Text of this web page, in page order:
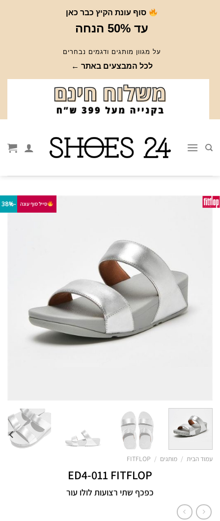
סוף עונת הקיץ כבר כאן
עד 50% הנחה
על מגוון מותגים ודגמים נבחרים
לכל המבצעים באתר ←
סייל סוף עונה -38%
עמוד הבית / מותגים /
FITFLOP
ED4-011 FITFLOP
כפכף שתי רצועות לולו עור